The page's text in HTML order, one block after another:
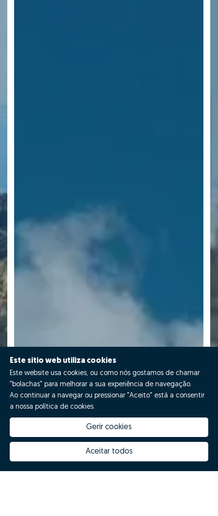
Este sitio web utiliza cookies
Este website usa cookies, ou como nós gostamos de chamar
"bolachas" para melhorar a sua experiência de navegação.
Ao continuar a navegar ou pressionar "Aceito" está a consentir
a nossa política de cookies.
Gerir cookies
Aceitar todos